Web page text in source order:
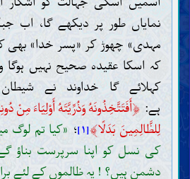
نمایاں طور پر دیکھے گا، اب
مہدی» چھوڑ کر «پسر خدا»
کہ اسکا عقیدہ صحیح نہیں
کہلائے گا خداوند نے
ہے: ﴿أَفَتَتَّخِذُونَهُ وَذُرِّيَّتَهُ أَوْلِيَاءَ
لِلظَّالِمِينَ بَدَلًا﴾[۱] ؛ «کیا تم لوگ
کی نسل کو اپنا سرپرست بناؤ
دشمن ہیں؟ ! یہ ظالموں کے لئے